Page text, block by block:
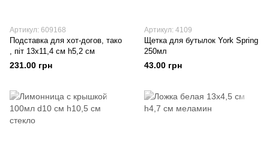
Артикул: 609168
Подставка для хот-догов, тако
, піт 13х11,4 см h5,2 см
231.00 грн
Артикул: 4109
Щетка для бутылок York Spring
250мл
43.00 грн